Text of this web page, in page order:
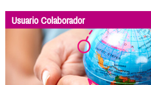
Usuario Colaborador